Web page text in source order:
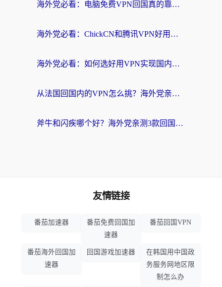
海外党必看：电脑免费VPN回国真的靠谱吗？附实测对比与最优方案指南
海外党必看：ChickCN和腾讯VPN好用吗？3招选对回国加速器，告别地区限制
海外党必看：如何选好用VPN实现国内资源无缝访问？从越南到全球都适用
从法国回国内的VPN怎么挑？海外党亲测：稳定、多端、安全才是关键
斧牛和闪疾哪个好？海外党亲测3款回国加速器，教你选到不踩坑的那一款
友情链接
番茄加速器
番茄免费回国加
速器
番茄回国VPN
番茄海外回国加
速器
回国游戏加速器
在韩国用中国政
务服务网地区限
制怎么办